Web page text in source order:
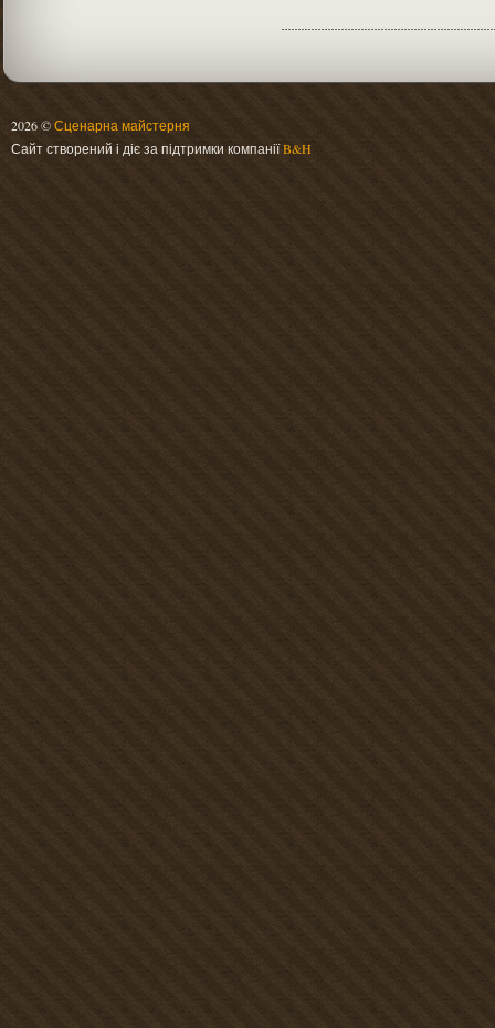
2026 ©Сценарна майстерня
Сайт створений і діє за підтримки компаніїB&H